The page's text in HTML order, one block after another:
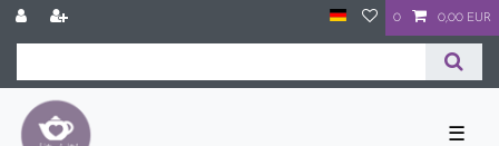
0 0,00 EUR
☰